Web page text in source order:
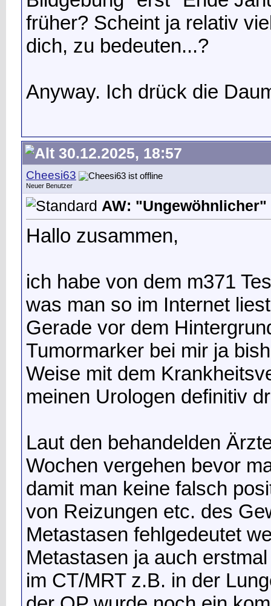
früher? Scheint ja relativ
dich, zu bedeuten...?
Anyway. Ich drück die
30.12.2025, 18:57
Cheesi63
Neuer Benutzer
AW: "Ungewöhnlicher"
Hallo zusammen,
ich habe von dem m371
was man so im Internet
Gerade vor dem
Tumormarker bei mir ja
Weise mit dem
meinen Urologen definitiv
Laut den behandelden
Wochen vergehen bevor
damit man keine falsch
von Reizungen etc. des
Metastasen fehlgedeutet
Metastasen ja auch
im CT/MRT z.B. in der